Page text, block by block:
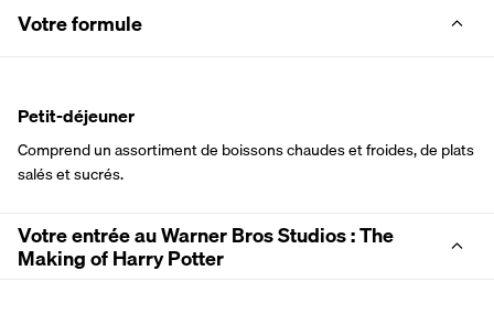
Votre formule
Petit-déjeuner
Comprend un assortiment de boissons chaudes et froides, de plats
salés et sucrés.
Votre entrée au Warner Bros Studios : The
Making of Harry Potter